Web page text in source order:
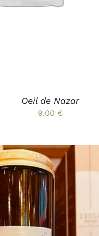
Oeil de Nazar
9.00 €